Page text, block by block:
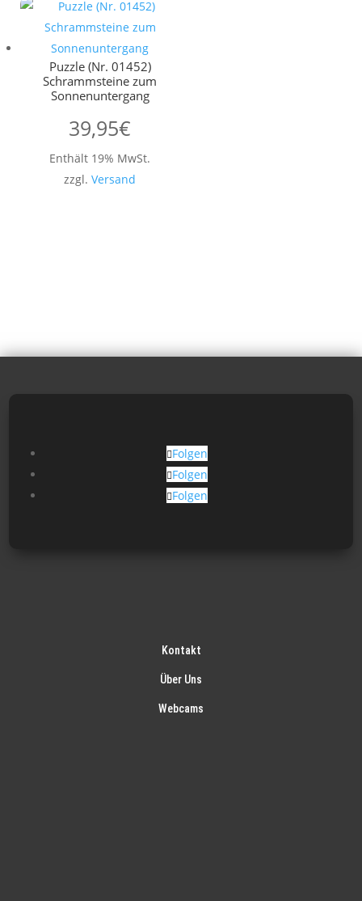
Puzzle (Nr. 01452)
Schrammsteine zum
Sonnenuntergang
39,95€
Enthält 19% MwSt.
zzgl.Versand
Folgen
Folgen
Folgen
Kontakt
Über Uns
Webcams